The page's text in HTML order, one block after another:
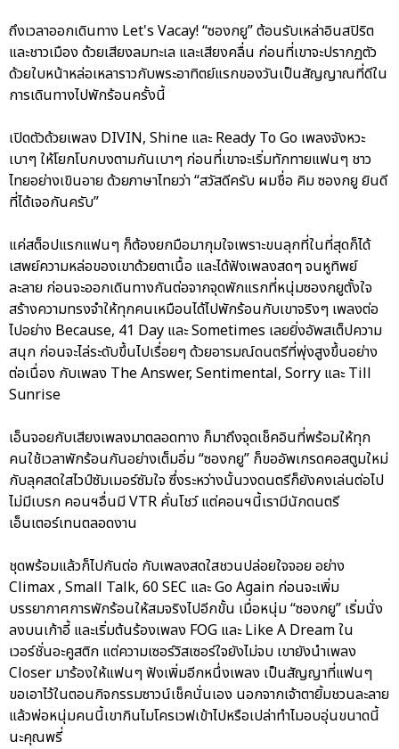
ถึงเวลาออกเดินทาง Let's Vacay! “ซองกยู” ต้อนรับเหล่าอินสปิริต
และชาวเมือง ด้วยเสียงลมทะเล และเสียงคลื่น ก่อนที่เขาจะปรากฏตัว
ด้วยใบหน้าหล่อเหลาราวกับพระอาทิตย์แรกของวันเป็นสัญญาณที่ดีใน
การเดินทางไปพักร้อนครั้งนี้
เปิดตัวด้วยเพลง DIVIN, Shine และ Ready To Go เพลงจังหวะ
เบาๆ ให้โยกโบกบงตามกันเบาๆ ก่อนที่เขาจะเริ่มทักทายแฟนๆ ชาว
ไทยอย่างเขินอาย ด้วยภาษาไทยว่า “สวัสดีครับ ผมชื่อ คิม ซองกยู ยินดี
ที่ได้เจอกันครับ”
แค่สต็อปแรกแฟนๆ ก็ต้องยกมือมากุมใจเพราะขนลุกที่ในที่สุดก็ได้
เสพย์ความหล่อของเขาด้วยตาเนื้อ และได้ฟังเพลงสดๆ จนหูทิพย์
ละลาย ก่อนจะออกเดินทางกันต่อจากจุดพักแรกที่หนุ่มซองกยูตั้งใจ
สร้างความทรงจำให้ทุกคนเหมือนได้ไปพักร้อนกับเขาจริงๆ เพลงต่อ
ไปอย่าง Because, 41 Day และ Sometimes เลยยิ่งอัพสเต็ปความ
สนุก ก่อนจะไล่ระดับขึ้นไปเรื่อยๆ ด้วยอารมณ์ดนตรีที่พุ่งสูงขึ้นอย่าง
ต่อเนื่อง กับเพลง The Answer, Sentimental, Sorry และ Till
Sunrise
เอ็นจอยกับเสียงเพลงมาตลอดทาง ก็มาถึงจุดเช็คอินที่พร้อมให้ทุก
คนใช้เวลาพักร้อนกันอย่างเต็มอิ่ม “ซองกยู” ก็ขออัพเกรดคอสตูมใหม่
กับลุคสดใสไวป์ซัมเมอร์ซัมใจ ซึ่งระหว่างนั้นวงดนตรีก็ยังคงเล่นต่อไป
ไม่มีเบรก คอนฯอื่นมี VTR คั่นโชว์ แต่คอนฯนี้เรามีนักดนตรี
เอ็นเตอร์เทนตลอดงาน
ชุดพร้อมแล้วก็ไปกันต่อ กับเพลงสดใสชวนปล่อยใจจอย อย่าง
Climax , Small Talk, 60 SEC และ Go Again ก่อนจะเพิ่ม
บรรยากาศการพักร้อนให้สมจริงไปอีกขั้น เมื่อหนุ่ม “ซองกยู” เริ่มนั่ง
ลงบนเก้าอี้ และเริ่มต้นร้องเพลง FOG และ Like A Dream ใน
เวอร์ชั่นอะคูสติก แต่ความเซอร์วิสเซอร์ใจยังไม่จบ เขายังนำเพลง
Closer มาร้องให้แฟนๆ ฟังเพิ่มอีกหนึ่งเพลง เป็นสัญญาที่แฟนๆ
ขอเอาไว้ในตอนกิจกรรมซาวน์เช็คนั่นเอง นอกจากเจ้าตายิ้มชวนละลาย
แล้วพ่อหนุ่มคนนี้เขากินไมโครเวฟเข้าไปหรือเปล่าทำไมอบอุ่นขนาดนี้
นะคุณพรี่